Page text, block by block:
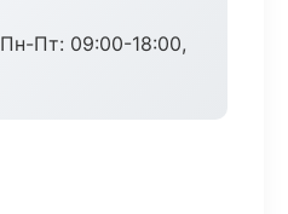
Пн-Пт: 09:00-18:00,